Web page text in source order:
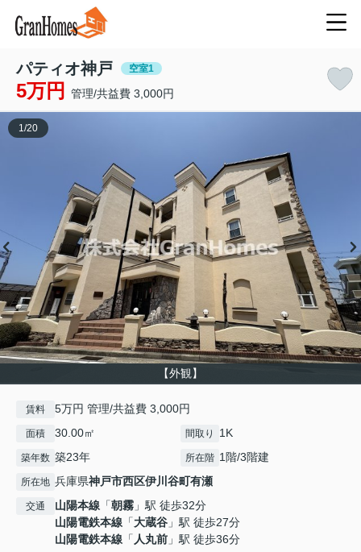
パティオ神戸 空室1
5万円 管理/共益費 3,000円
【外観】
1 /20
賃料 5万円 管理/共益費 3,000円
面積 30.00㎡ 間取り 1K
築年数 築23年 所在階 1階/3階建
所在地 兵庫県神戸市西区伊川谷町有瀬
交通 山陽本線 「朝霧 」駅 徒歩32分
山陽電鉄本線 「大蔵谷 」駅 徒歩27分
山陽電鉄本線 「 人丸前 」駅 徒歩36分